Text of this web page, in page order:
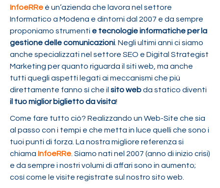
InfoeRRe è un’azienda che lavora nel settore
Informatico a Modena e dintorni dal 2007 e da sempre
proponiamo strumenti e tecnologie informatiche per la
gestione delle comunicazioni . Negli ultimi anni ci siamo
anche specializzati nel settore SEO e Digital Strategist
Marketing per quanto riguarda il siti web, ma anche
tutti quegli aspetti legati ai meccanismi che più
direttamente fanno sì che il sito webda statico diventi
il tuo miglior biglietto da visita!
Come fare tutto ciò? Realizzando un Web-Site che sia
al passo con i tempi e che metta in luce quelli che sono i
tuoi punti di forza. La nostra migliore referenza si
chiama InfoeRRe . Siamo nati nel 2007 (anno di inizio crisi)
e da sempre i nostri volumi di affari sono in aumento;
così come le visite registrate sul nostro sito web.